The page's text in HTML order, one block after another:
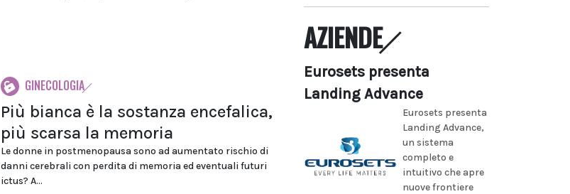
GINECOLOGIA
Più bianca è la sostanza encefalica,
più scarsa la memoria
Le donne in postmenopausa sono ad aumentato rischio di
danni cerebrali con perdita di memoria ed eventuali futuri
ictus? A...
AZIENDE
Eurosets presenta
Landing Advance
Eurosets presenta
Landing Advance,
un sistema
completo e
intuitivo che apre
nuove frontiere